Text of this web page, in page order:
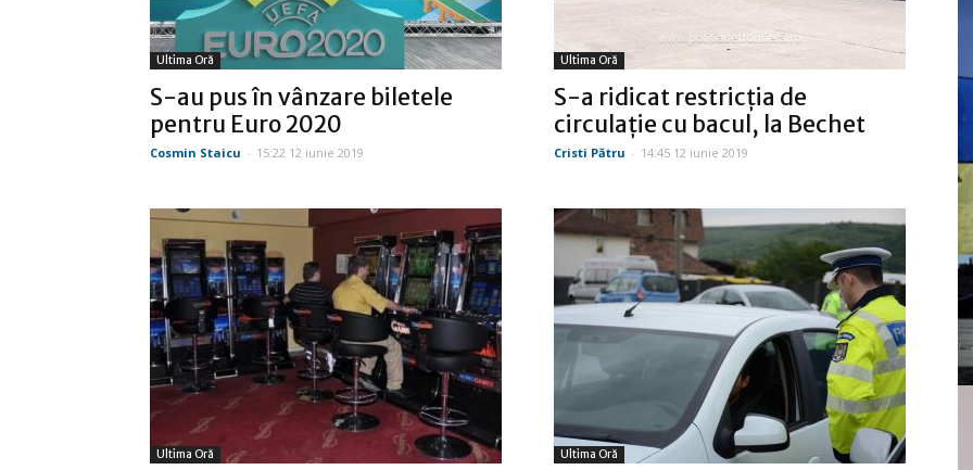
Ultima Oră
S-au pus în vânzare biletele
pentru Euro 2020
Cosmin Staicu - 15:22 12 iunie 2019
Ultima Oră
S-a ridicat restricţia de
circulaţie cu bacul, la Bechet
Cristi Pătru - 14:45 12 iunie 2019
Ultima Oră Ultima Oră